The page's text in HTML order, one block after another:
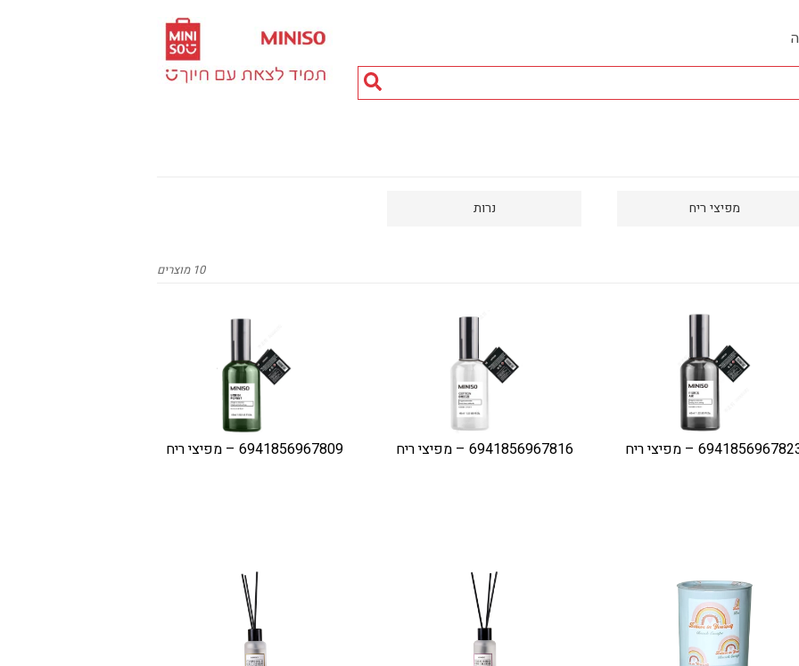
חיפוש
מוצרים...
מפיצי ריח נרות
10 מוצרים
– מפיצי ריח 6941856967816 – מפיצי ריח 6941856967809 – מפיצי ריח